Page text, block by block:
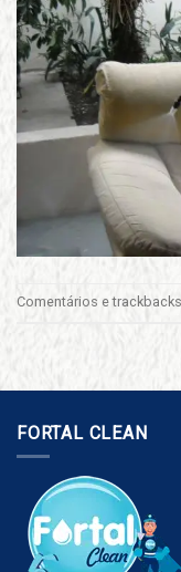
Comentários e
FORTAL CLEAN